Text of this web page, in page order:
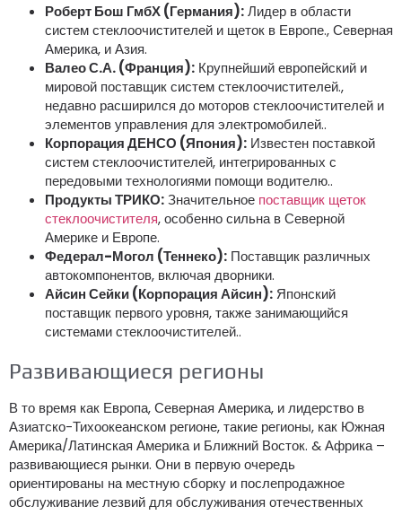
Роберт Бош ГмбХ (Германия):Лидер в области
систем стеклоочистителей и щеток в Европе., Северная
Америка, и Азия.
Валео С.А. (Франция): Крупнейший европейский и
мировой поставщик систем стеклоочистителей.,
недавно расширился до моторов стеклоочистителей и
элементов управления для электромобилей..
Корпорация ДЕНСО (Япония): Известен поставкой
систем стеклоочистителей, интегрированных с
передовыми технологиями помощи водителю..
Продукты ТРИКО:Значительное поставщик щеток
стеклоочистителя, особенно сильна в Северной
Америке и Европе.
Федерал-Могол (Теннеко): Поставщик различных
автокомпонентов, включая дворники.
Айсин Сейки (Корпорация Айсин): Японский
поставщик первого уровня, также занимающийся
системами стеклоочистителей..
Развивающиеся регионы
В то время как Европа, Северная Америка, и лидерство в
Азиатско-Тихоокеанском регионе, такие регионы, как Южная
Америка/Латинская Америка и Ближний Восток. & Африка –
развивающиеся рынки. Они в первую очередь
ориентированы на местную сборку и послепродажное
обслуживание лезвий для обслуживания отечественных